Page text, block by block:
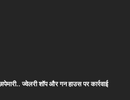
ज्वेलरी शॉप और गन हाउस पर कार्रवाई